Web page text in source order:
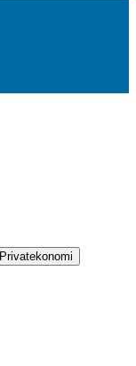
Privatekonomi